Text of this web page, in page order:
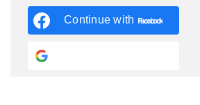
Continue with Facebook